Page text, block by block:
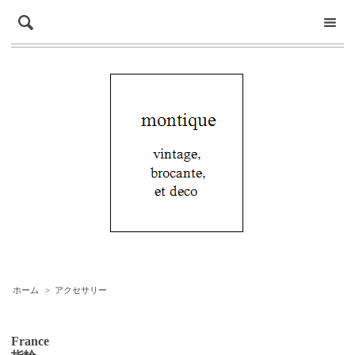
ホーム > アクセサリー
France